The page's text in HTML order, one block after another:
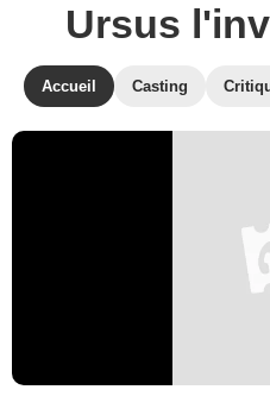
Ursus
Accueil Casting